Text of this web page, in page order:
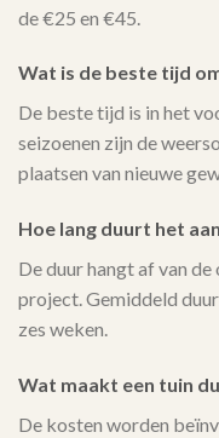
de €25 en €45.
Wat is de beste tijd
De beste tijd is in het
seizoenen zijn de
plaatsen van nieuwe
Hoe lang duurt het
De duur hangt af van
project. Gemiddeld
zes weken.
Wat maakt een tuin
De kosten worden